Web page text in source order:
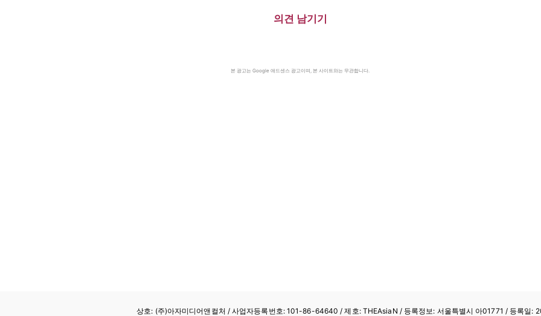
의견 남기기
본 광고는 Google 애드센스 광고이며, 본 사이트와는 무관합니다.
상호: (주)아자미디어앤컬처 /사업자등록번호: 101-86-64640 / 제호: THEAsiaN / 등록정보: 서울특별시 아01771 / 등록일: